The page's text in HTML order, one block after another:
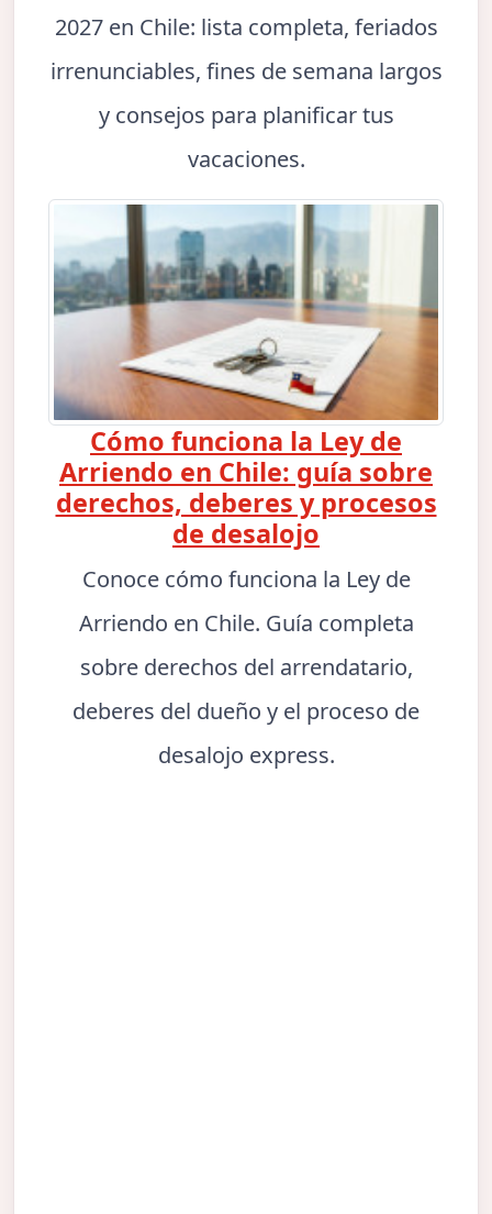
2027 en Chile: lista completa, feriados
irrenunciables, fines de semana largos
y consejos para planificar tus
vacaciones.
Cómo funciona la Ley de
Arriendo en Chile: guía sobre
derechos, deberes y procesos
de desalojo
Conoce cómo funciona la Ley de
Arriendo en Chile. Guía completa
sobre derechos del arrendatario,
deberes del dueño y el proceso de
desalojo express.